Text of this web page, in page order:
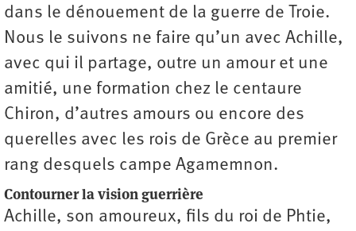
dans le dénouement de la guerre de Troie.
Nous le suivons ne faire qu’un avec Achille,
avec qui il partage, outre un amour et une
amitié, une formation chez le centaure
Chiron, d’autres amours ou encore des
querelles avec les rois de Grèce au premier
rang desquels campe Agamemnon.
Contourner la vision guerrière
Achille, son amoureux, fils du roi de Phtie,